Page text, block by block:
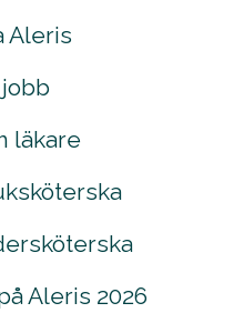
Aleris
läkare
Aleris 2026